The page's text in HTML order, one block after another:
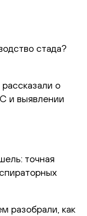
стада?
о
и выявлении
точная
разобрали, как